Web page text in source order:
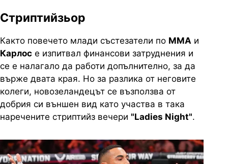
Стриптийзьор
Както повечето млади състезатели по ММА и
Карлос е изпитвал финансови затруднения и
се е налагало да работи допълнително, за да
върже двата края. Но за разлика от неговите
колеги, новозеландецът се възползва от
добрия си външен вид като участва в така
наречените стриптийз вечери "Ladies Night".